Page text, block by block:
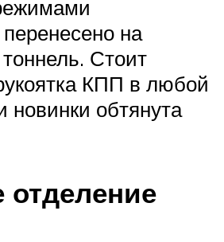
на
Стоит
КПП в любой
новинки обтянута
отделение